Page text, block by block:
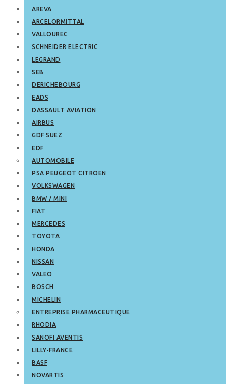
AREVA
ARCELORMITTAL
VALLOUREC
SCHNEIDER ELECTRIC
LEGRAND
SEB
DERICHEBOURG
EADS
DASSAULT AVIATION
AIRBUS
GDF SUEZ
EDF
AUTOMOBILE
PSA PEUGEOT CITROEN
VOLKSWAGEN
BMW / MINI
FIAT
MERCEDES
TOYOTA
HONDA
NISSAN
VALEO
BOSCH
MICHELIN
ENTREPRISE PHARMACEUTIQUE
RHODIA
SANOFI AVENTIS
LILLY-FRANCE
BASF
NOVARTIS